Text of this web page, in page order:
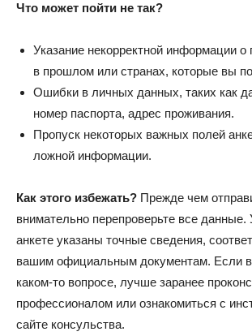
Что может пойти не так?
Указание некорректной информации
в прошлом или странах, которые вы
Ошибки в личных данных, таких как
номер паспорта, адрес проживания.
Пропуск некоторых важных полей
ложной информации.
Как этого избежать? Прежде чем
внимательно перепроверьте все данные.
анкете указаны точные сведения,
вашим официальным документам. Если
каком-то вопросе, лучше заранее
профессионалом или ознакомиться с
сайте консульства.